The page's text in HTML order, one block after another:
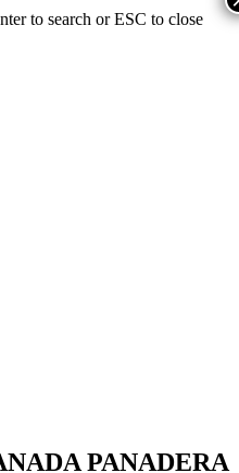
to search or ESC to close
PANADERA